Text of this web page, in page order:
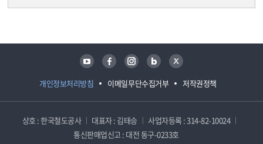
개인정보처리방침 이메일무단수집거부 저작권정책
유튜브 페이스북 인스타그램 블로그 트위터
상호 : 한국철도공사 대표자 : 김태승
사업자등록 : 314-82-10024
통신판매업신고 : 대전 동구-0233호